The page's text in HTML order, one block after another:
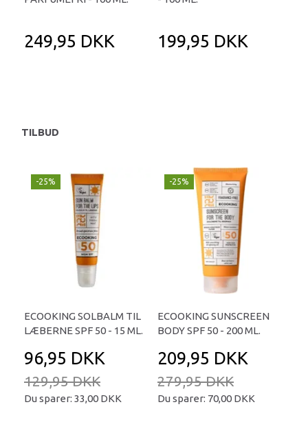
249,95 DKK 199,95 DKK
TILBUD
-25%
ECOOKING SOLBALM TIL
LÆBERNE SPF 50 - 15 ML.
96,95 DKK
129,95 DKK
Du sparer: 33,00 DKK
-25%
ECOOKING SUNSCREEN
BODY SPF 50 - 200 ML.
209,95 DKK
279,95 DKK
Du sparer: 70,00 DKK